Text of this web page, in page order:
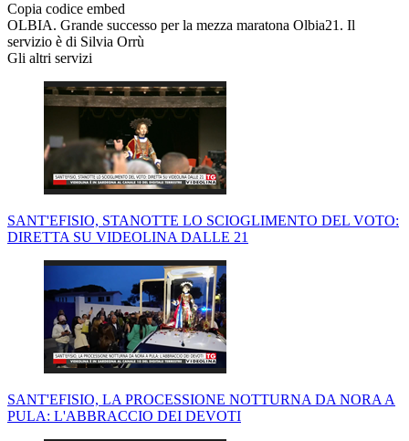
Copia codice embed
OLBIA. Grande successo per la mezza maratona Olbia21. Il
servizio è di Silvia Orrù
Gli altri servizi
SANT'EFISIO, STANOTTE LO SCIOGLIMENTO DEL VOTO:
DIRETTA SU VIDEOLINA DALLE 21
SANT'EFISIO, LA PROCESSIONE NOTTURNA DA NORA A
PULA: L'ABBRACCIO DEI DEVOTI